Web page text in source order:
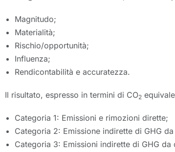
Magnitudo;
Materialità;
Rischio/opportunità;
Influenza;
Rendicontabilità e accuratezza.
Il risultato, espresso in termini di CO2
Categoria 1: Emissioni e rimozioni dirette;
Categoria 2: Emissione indirette di GHG
Categoria 3: Emissioni indirette di GHG